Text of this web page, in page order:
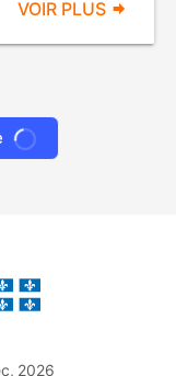
VOIR PLUS
2026